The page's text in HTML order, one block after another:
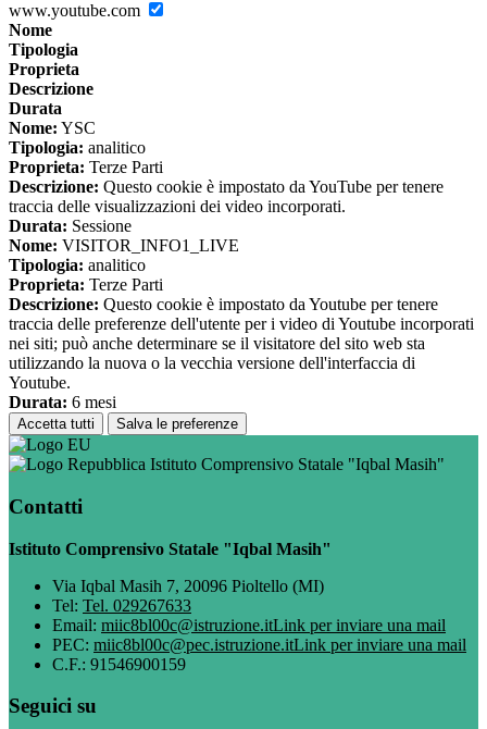
www.youtube.com
Nome
Tipologia
Proprieta
Descrizione
Durata
Nome: YSC
Tipologia: analitico
Proprieta: Terze Parti
Descrizione: Questo cookie è impostato da YouTube per tenere
traccia delle visualizzazioni dei video incorporati.
Durata: Sessione
Nome: VISITOR_INFO1_LIVE
Tipologia: analitico
Proprieta: Terze Parti
Descrizione: Questo cookie è impostato da Youtube per tenere
traccia delle preferenze dell'utente per i video di Youtube incorporati
nei siti; può anche determinare se il visitatore del sito web sta
utilizzando la nuova o la vecchia versione dell'interfaccia di
Youtube.
Durata: 6 mesi
Accetta tutti Salva le preferenze
Istituto Comprensivo Statale "Iqbal Masih"
Contatti
Istituto Comprensivo Statale "Iqbal Masih"
Via Iqbal Masih 7, 20096 Pioltello (MI)
Tel: Tel. 029267633
Email: miic8bl00c@istruzione.itLink per inviare una mail
PEC: miic8bl00c@pec.istruzione.itLink per inviare una mail
C.F.: 91546900159
Seguici su